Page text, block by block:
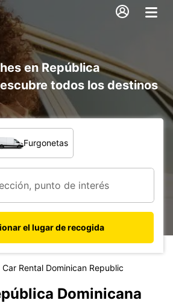
en República
todos los destinos
Furgonetas
el lugar de recogida
Car Rental Dominican Republic
Dominicana